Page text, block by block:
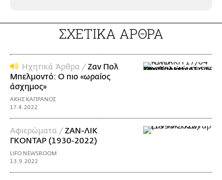
ΣΧΕΤΙΚΑ ΑΡΘΡΑ
Ηχητικά Άρθρα /Ζαν Πολ
Μπελμοντό: Ο πιο «ωραίος
άσχημος»
ΑΚΗΣ ΚΑΠΡΑΝΟΣ
17.4.2022
Αφιερώματα /ΖΑΝ-ΛΙΚ
ΓΚΟΝΤΑΡ (1930-2022)
LIFO NEWSROOM
13.9.2022